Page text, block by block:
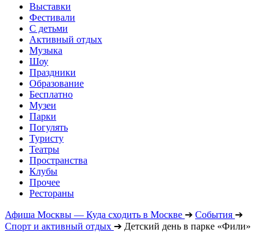
Выставки
Фестивали
С детьми
Активный отдых
Музыка
Шоу
Праздники
Образование
Бесплатно
Музеи
Парки
Погулять
Туристу
Театры
Пространства
Клубы
Прочее
Рестораны
Афиша Москвы — Куда сходить в Москве ➔ События ➔
Спорт и активный отдых ➔ Детский день в парке «Фили»